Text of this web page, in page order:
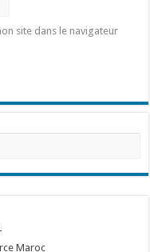
site dans le navigateur
Maroc